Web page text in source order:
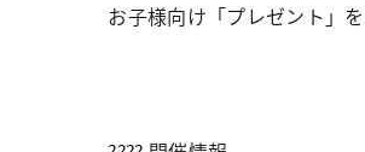
お子様向け「プレゼント」